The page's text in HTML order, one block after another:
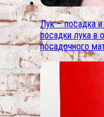
Лук – посадка
посадки лука в
посадочного